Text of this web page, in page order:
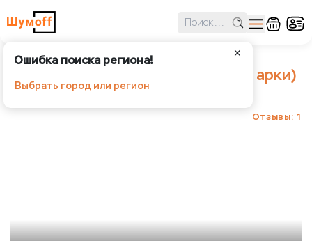
✕
Ошибка поиска региона!
Выбрать город или регион
А-Block (Заглушка для колесной арки)
Отзывы: 1